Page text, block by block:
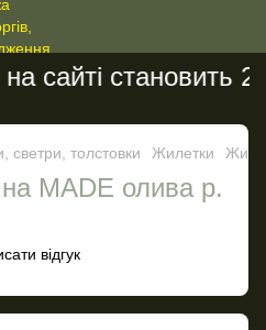
становить 200
светри, толстовки Жилетки
MADE олива р.
відгук